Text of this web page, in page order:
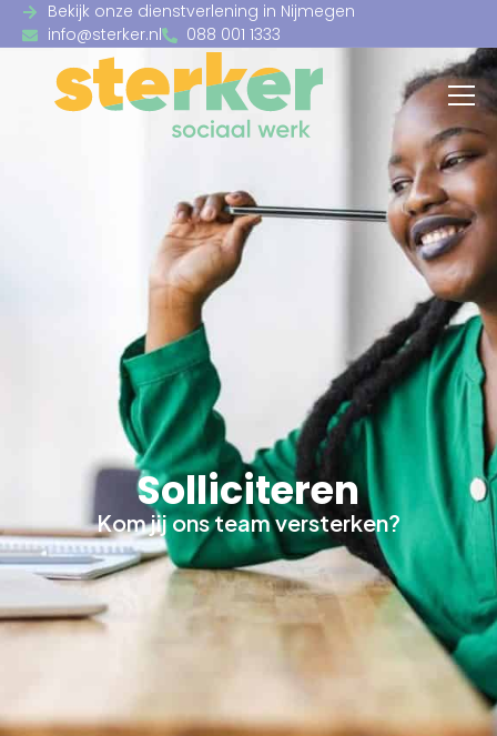
Bekijk onze dienstverlening in Nijmegen
info@sterker.nl
088 001 1333
Solliciteren
Kom jij ons team versterken?